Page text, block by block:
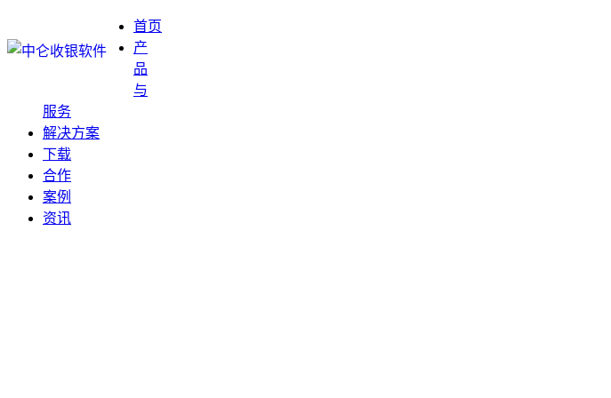
首页
产
品
与
服务
解决方案
下载
合作
案例
资讯